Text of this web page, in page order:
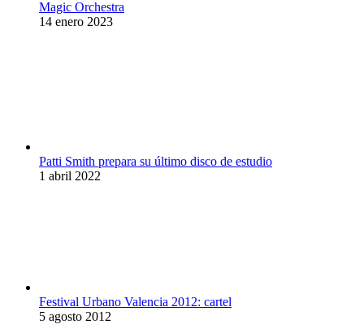
Magic Orchestra
14 enero 2023
Patti Smith prepara su último disco de estudio
1 abril 2022
Festival Urbano Valencia 2012: cartel
5 agosto 2012